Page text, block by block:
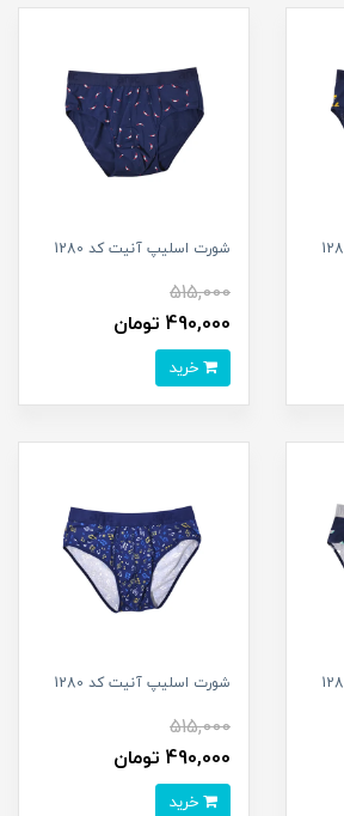
شورت اسلیپ آنیت کد 1280
515,000
490,000 تومان
شورت اسلیپ آنیت کد 1280
515,000
490,000 تومان